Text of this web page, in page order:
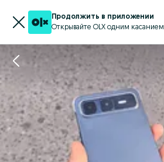
Продолжить в приложении
Открывайте OLX одним касанием